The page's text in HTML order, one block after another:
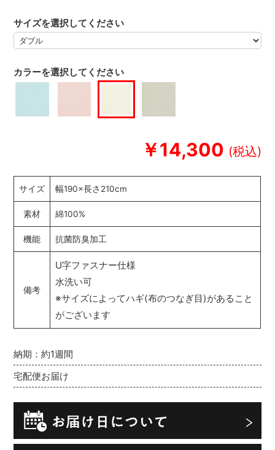
￥14,300
納期：約1週間
宅配便お届け
カラーを選択してください
サイズを選択してください
サイズ 幅190×長さ210cm
素材 綿100%
機能 抗菌防臭加工
備考
U字ファスナー仕様
水洗い可
※サイズによってハギ(布のつなぎ目)があること
がございます